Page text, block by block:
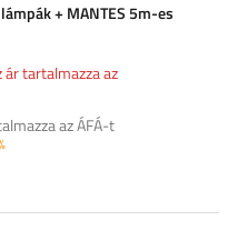
+ MANTES 5m-es
ár tartalmazza az
az ÁFÁ-t